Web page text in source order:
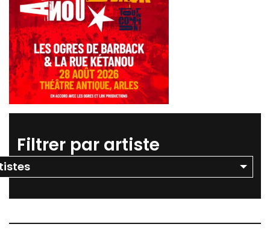
Filtrer par artiste